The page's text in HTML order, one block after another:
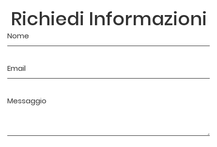
Richiedi Informazioni